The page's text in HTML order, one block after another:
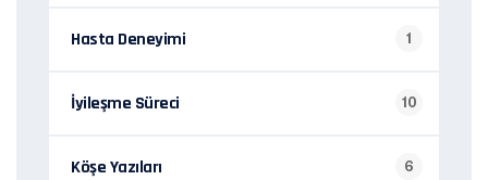
Hasta Deneyimi 1
İyileşme Süreci 10
Köşe Yazıları 6